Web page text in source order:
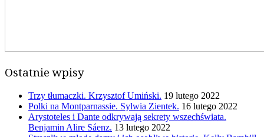
Ostatnie wpisy
Trzy tłumaczki. Krzysztof Umiński. 19 lutego 2022
Polki na Montparnassie. Sylwia Zientek. 16 lutego 2022
Arystoteles i Dante odkrywają sekrety wszechświata.
Benjamin Alire Sáenz. 13 lutego 2022